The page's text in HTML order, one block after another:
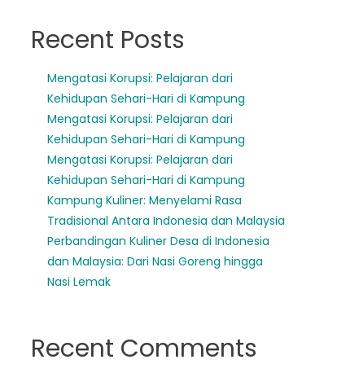
Recent Posts
Mengatasi Korupsi: Pelajaran dari
Kehidupan Sehari-Hari di Kampung
Mengatasi Korupsi: Pelajaran dari
Kehidupan Sehari-Hari di Kampung
Mengatasi Korupsi: Pelajaran dari
Kehidupan Sehari-Hari di Kampung
Kampung Kuliner: Menyelami Rasa
Tradisional Antara Indonesia dan Malaysia
Perbandingan Kuliner Desa di Indonesia
dan Malaysia: Dari Nasi Goreng hingga
Nasi Lemak
Recent Comments